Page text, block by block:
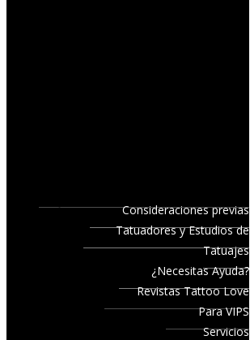
Consideraciones previas
Tatuadores y Estudios de
Tatuajes
¿Necesitas Ayuda?
Revistas Tattoo Love
Para VIPS
Servicios